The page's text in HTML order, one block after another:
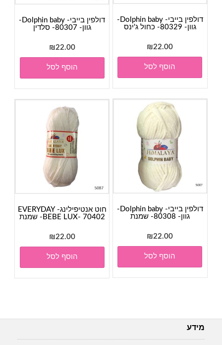
דולפין בייבי- Dolphin baby-
גוון- 80329- כחול ג'ינס
₪22.00
הוסף לסל
דולפין בייבי- Dolphin baby-
גוון- 80307- סלדין
₪22.00
הוסף לסל
דולפין בייבי- Dolphin baby-
גוון- 80308- שמנת
₪22.00
הוסף לסל
חוט אנטיפילינג- EVERYDAY
BEBE LUX- 70402- שמנת
₪22.00
הוסף לסל
מידע